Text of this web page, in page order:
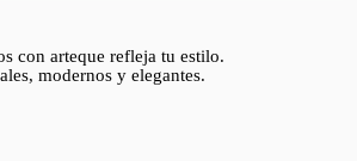
con arteque refleja tu estilo.
modernos y elegantes.